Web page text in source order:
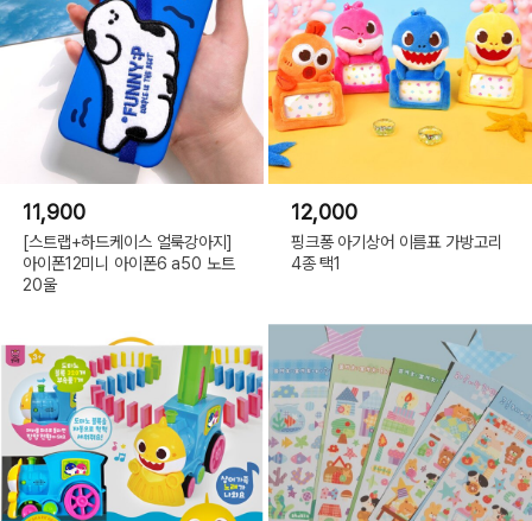
11,900
[스트랩+하드케이스 얼룩강아지]
아이폰12미니 아이폰6 a50 노트
20울
12,000
핑크퐁 아기상어 이름표 가방고리
4종 택1